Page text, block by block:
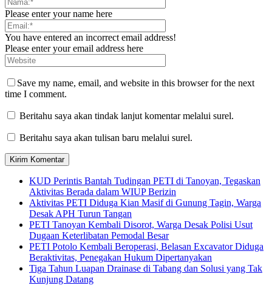
Please enter your name here
You have entered an incorrect email address!
Please enter your email address here
Save my name, email, and website in this browser for the next
time I comment.
Beritahu saya akan tindak lanjut komentar melalui surel.
Beritahu saya akan tulisan baru melalui surel.
KUD Perintis Bantah Tudingan PETI di Tanoyan, Tegaskan
Aktivitas Berada dalam WIUP Berizin
Aktivitas PETI Diduga Kian Masif di Gunung Tagin, Warga
Desak APH Turun Tangan
PETI Tanoyan Kembali Disorot, Warga Desak Polisi Usut
Dugaan Keterlibatan Pemodal Besar
PETI Potolo Kembali Beroperasi, Belasan Excavator Diduga
Beraktivitas, Penegakan Hukum Dipertanyakan
Tiga Tahun Luapan Drainase di Tabang dan Solusi yang Tak
Kunjung Datang